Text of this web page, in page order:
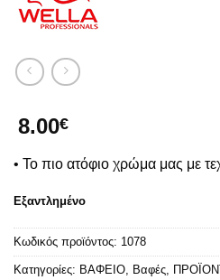
8.00€
• Το πιο ατόφιο χρώμα μας με
Εξαντλημένο
Κωδικός προϊόντος: 1078
Κατηγορίες: ΒΑΦΕΙΟ, Βαφές,